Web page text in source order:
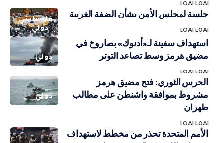
LOAI LOAI
فلسطيني
دولي
جلسة لمجلس الأمن بشأن الضفة الغربية
LOAI LOAI
دولي
استهداف سفينة لـ«أدنوك» بصاروخ في
مضيق هرمز وسط تصاعد التوتر
LOAI LOAI
دولي
الحرس الثوري: فتح مضيق هرمز
مشروط بموافقة واشنطن على مطالب
طهران
LOAI LOAI
الأمم المتحدة تحذر من مخطط لاستهداف